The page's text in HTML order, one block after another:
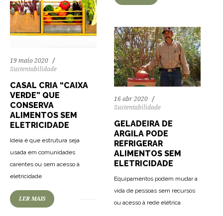
19 maio 2020
Sustentabilidade
CASAL CRIA “CAIXA
VERDE” QUE
CONSERVA
ALIMENTOS SEM
ELETRICIDADE
Ideia é que estrutura seja
usada em comunidades
carentes ou sem acesso à
eletricidade
LER MAIS
16 abr 2020
Sustentabilidade
GELADEIRA DE
ARGILA PODE
REFRIGERAR
ALIMENTOS SEM
ELETRICIDADE
Equipamentos podem mudar a
vida de pessoas sem recursos
ou acesso à rede elétrica